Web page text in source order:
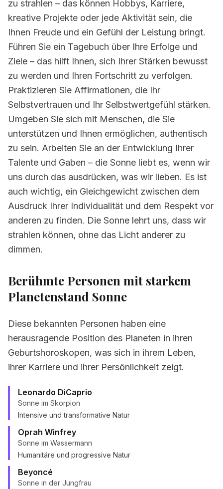
zu strahlen – das können Hobbys, Karriere,
kreative Projekte oder jede Aktivität sein, die
Ihnen Freude und ein Gefühl der Leistung bringt.
Führen Sie ein Tagebuch über Ihre Erfolge und
Ziele – das hilft Ihnen, sich Ihrer Stärken bewusst
zu werden und Ihren Fortschritt zu verfolgen.
Praktizieren Sie Affirmationen, die Ihr
Selbstvertrauen und Ihr Selbstwertgefühl stärken.
Umgeben Sie sich mit Menschen, die Sie
unterstützen und Ihnen ermöglichen, authentisch
zu sein. Arbeiten Sie an der Entwicklung Ihrer
Talente und Gaben – die Sonne liebt es, wenn wir
uns durch das ausdrücken, was wir lieben. Es ist
auch wichtig, ein Gleichgewicht zwischen dem
Ausdruck Ihrer Individualität und dem Respekt vor
anderen zu finden. Die Sonne lehrt uns, dass wir
strahlen können, ohne das Licht anderer zu
dimmen.
Berühmte Personen mit starkem
Planetenstand Sonne
Diese bekannten Personen haben eine
herausragende Position des Planeten in ihren
Geburtshoroskopen, was sich in ihrem Leben,
ihrer Karriere und ihrer Persönlichkeit zeigt.
Leonardo DiCaprio
Sonne im Skorpion
Intensive und transformative Natur
Oprah Winfrey
Sonne im Wassermann
Humanitäre und progressive Natur
Beyoncé
Sonne in der Jungfrau